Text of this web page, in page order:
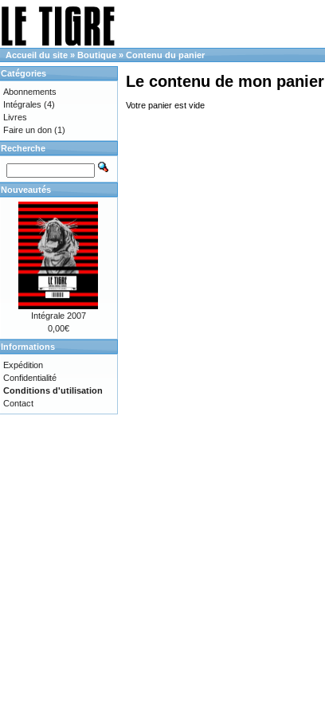
Accueil du site » Boutique » Contenu du panier
Le contenu de mon panier
Votre panier est vide
Catégories
Abonnements
Intégrales (4)
Livres
Faire un don (1)
Recherche
Nouveautés
Intégrale 2007
0,00€
Informations
Expédition
Confidentialité
Conditions d'utilisation
Contact